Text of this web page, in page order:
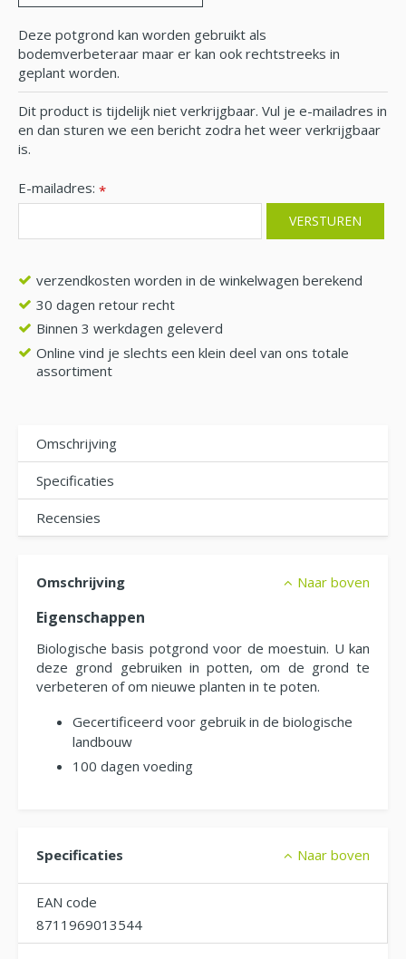
Deze potgrond kan worden gebruikt als
bodemverbeteraar maar er kan ook rechtstreeks in
geplant worden.
Dit product is tijdelijk niet verkrijgbaar. Vul je e-mailadres in
en dan sturen we een bericht zodra het weer verkrijgbaar
is.
E-mailadres: *
verzendkosten worden in de winkelwagen berekend
30 dagen retour recht
Binnen 3 werkdagen geleverd
Online vind je slechts een klein deel van ons totale
assortiment
Omschrijving
Specificaties
Recensies
Omschrijving Naar boven
Eigenschappen
Biologische basis potgrond voor de moestuin. U kan
deze grond gebruiken in potten, om de grond te
verbeteren of om nieuwe planten in te poten.
Gecertificeerd voor gebruik in de biologische
landbouw
100 dagen voeding
Specificaties Naar boven
EAN code
8711969013544